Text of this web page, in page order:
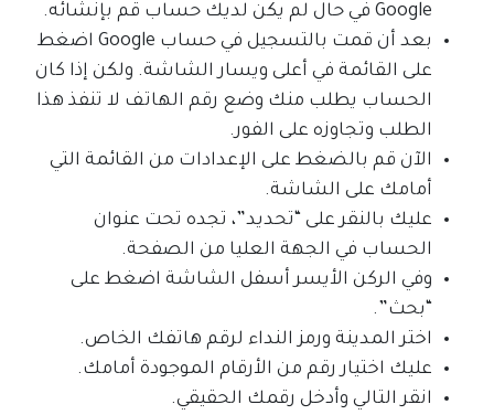
Google في حال لم يكن لديك حساب قم بإنشائه.
بعد أن قمت بالتسجيل في حساب Google اضغط
على القائمة في أعلى ويسار الشاشة. ولكن إذا كان
الحساب يطلب منك وضع رقم الهاتف لا تنفذ هذا
الطلب وتجاوزه على الفور.
الآن قم بالضغط على الإعدادات من القائمة التي
أمامك على الشاشة.
عليك بالنقر على “تحديد”، تجده تحت عنوان
الحساب في الجهة العليا من الصفحة.
وفي الركن الأيسر أسفل الشاشة اضغط على
“بحث”.
اختر المدينة ورمز النداء لرقم هاتفك الخاص.
عليك اختيار رقم من الأرقام الموجودة أمامك.
انقر التالي وأدخل رقمك الحقيقي.